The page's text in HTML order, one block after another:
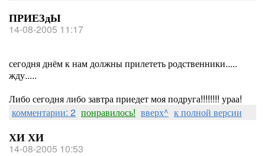
ПРИЕЗдЫ
14-08-2005 11:17
сегодня днём к нам должны прилететь родственники.....
жду.....
Либо сегодня либо завтра приедет моя подруга!!!!!!!! ураа!
комментарии: 2 понравилось! вверх^ к полной версии
ХИ ХИ
14-08-2005 10:53